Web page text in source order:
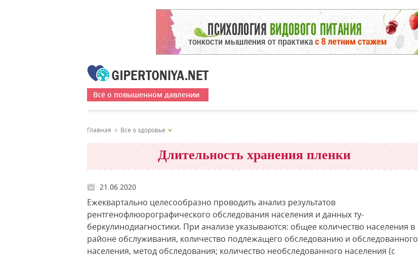
Всё о повышенном давлении
Главная Все о здоровье
Длительность хранения пленки
21.06.2020
Ежеквартально целесообразно проводить анализ результатов
рентгенофлюорографического обследования населения и данных ту-
беркулинодиагностики. При анализе указываются: общее количество населения в
районе обслуживания, количество подлежащего обследованию и обследованного
населения, метод обследования; количество необследованного населения (с